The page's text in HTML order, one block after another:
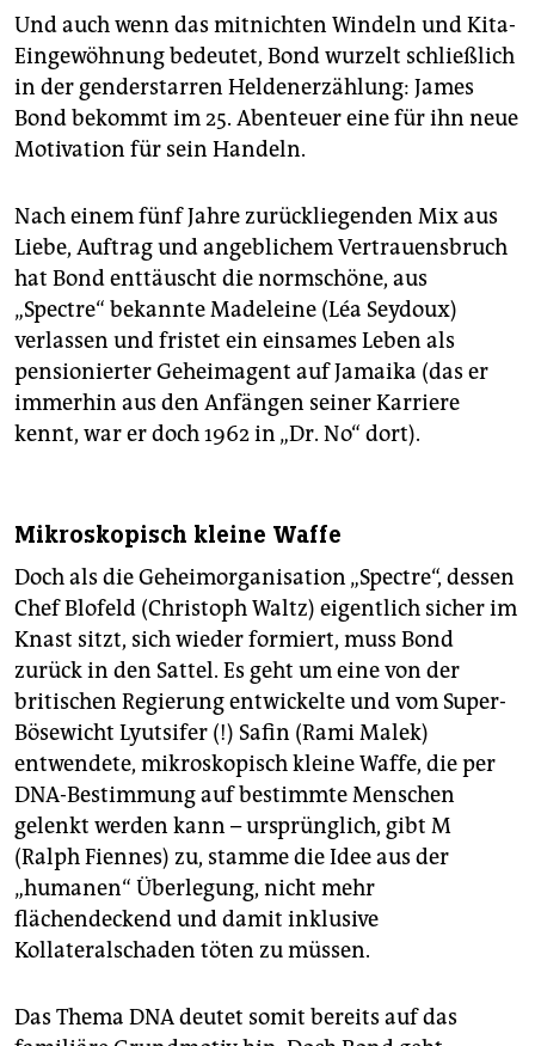
Und auch wenn das mitnichten Windeln und Kita-
Eingewöhnung bedeutet, Bond wurzelt schließlich
in der genderstarren Heldenerzählung: James
Bond bekommt im 25. Abenteuer eine für ihn neue
Motivation für sein Handeln.
Nach einem fünf Jahre zurückliegenden Mix aus
Liebe, Auftrag und angeblichem Vertrauensbruch
hat Bond enttäuscht die normschöne, aus
„Spectre“ bekannte Madeleine (Léa Seydoux)
verlassen und fristet ein einsames Leben als
pensionierter Geheimagent auf Jamaika (das er
immerhin aus den Anfängen seiner Karriere
kennt, war er doch 1962 in „Dr. No“ dort).
Mikroskopisch kleine Waffe
Doch als die Geheimorganisation „Spectre“, dessen
Chef Blofeld (Christoph Waltz) eigentlich sicher im
Knast sitzt, sich wieder formiert, muss Bond
zurück in den Sattel. Es geht um eine von der
britischen Regierung entwickelte und vom Super-
Bösewicht Lyutsifer (!) Safin (Rami Malek)
entwendete, mikroskopisch kleine Waffe, die per
DNA-Bestimmung auf bestimmte Menschen
gelenkt werden kann – ursprünglich, gibt M
(Ralph Fiennes) zu, stamme die Idee aus der
„humanen“ Überlegung, nicht mehr
flächendeckend und damit inklusive
Kollateralschaden töten zu müssen.
Das Thema DNA deutet somit bereits auf das